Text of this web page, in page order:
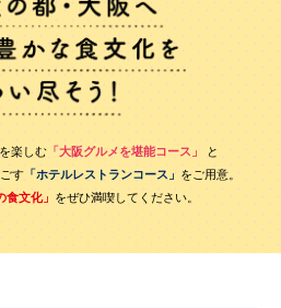
楽しむ「大阪グルメを堪能コース」
と
す 「ホテルレストランコース」 をご用意。
食文化」 をぜひ満喫してください。